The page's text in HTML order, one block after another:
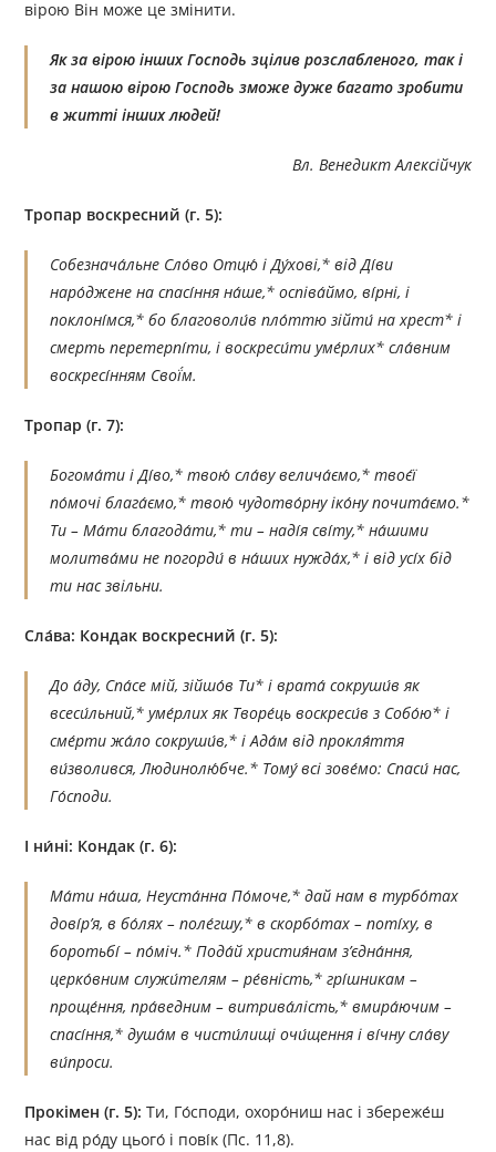
вірою Він може це змінити.
Як за вірою інших Господь зцілив розслабленого, так і
за нашою вірою Господь зможе дуже багато зробити
в житті інших людей!
Вл. Венедикт Алексійчук
Тропар воскресний (г. 5):
Собезнача́льне Сло́во Отцю́ і Ду́хові,* від Ді́ви
наро́джене на спасі́ння на́ше,* оспіва́ймо, ві́рні, і
поклоні́мся,* бо благоволи́в пло́ттю зійти́ на хрест* і
смерть перетерпі́ти, і воскреси́ти уме́рлих* сла́вним
воскресі́нням Свої́м.
Тропар (г. 7):
Богома́ти і Ді́во,* твою́ сла́ву велича́ємо,* твоє́ї
по́мочі блага́ємо,* твою́ чудотво́рну іко́ну почита́ємо.*
Ти – Ма́ти благода́ти,* ти – наді́я сві́ту,* на́шими
молитва́ми не погорди́ в на́ших нужда́х,* і від усі́х бід
ти нас звільни.
Сла́ва: Кондак воскресний (г. 5):
До а́ду, Спа́се мій, зійшо́в Ти* і врата́ сокруши́в як
всеси́льний,* уме́рлих як Творе́ць воскреси́в з Собо́ю* і
сме́рти жа́ло сокруши́в,* і Ада́м від прокля́ття
ви́зволився, Людинолю́бче.* Тому́ всі зове́мо: Спаси́ нас,
Го́споди.
І ни́ні: Кондак (г. 6):
Ма́ти на́ша, Неуста́нна По́моче,* дай нам в турбо́тах
дові́р’я, в бо́лях – поле́гшу,* в скорбо́тах – поті́ху, в
боротьбі́ – по́міч.* Пода́й христия́нам з’єдна́ння,
церко́вним служи́телям – ре́вність,* грі́шникам –
проще́ння, пра́ведним – витрива́лість,* вмира́ючим –
спасі́ння,* душа́м в чисти́лищі очи́щення і ві́чну сла́ву
ви́проси.
Прокімен (г. 5): Ти, Го́споди, охоро́ниш нас і збереже́ш
нас від ро́ду цього́ і пові́к (Пс. 11,8).